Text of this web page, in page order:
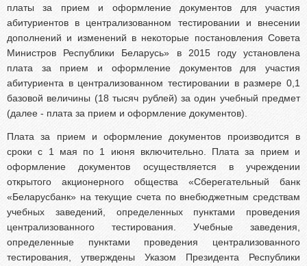
Факультет довузовской подготовки
Репетиционное тестирование
Профориентанционные мероприятия 2023/2024
платы за прием и оформление документов для участия
абитуриентов в централизованном тестировании и внесении
дополнений и изменений в некоторые постановления Совета
Министров Республики Беларусь» в 2015 году установлена
плата за прием и оформление документов для участия
абитуриента в централизованном тестировании в размере 0,1
базовой величины (18 тысяч рублей) за один учебный предмет
(далее - плата за прием и оформление документов).
Плата за прием и оформление документов производится в
сроки с 1 мая по 1 июня включительно. Плата за прием и
оформление документов осуществляется в учреждении
открытого акционерного общества «Сберегательный банк
«Беларусбанк» на текущие счета по внебюджетным средствам
учебных заведений, определенных пунктами проведения
централизованного тестирования. Учебные заведения,
определенные пунктами проведения централизованного
тестирования, утверждены Указом Президента Республики